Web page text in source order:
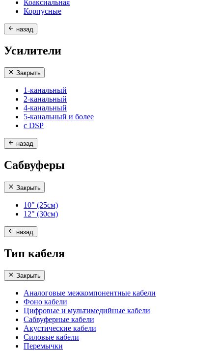
Коаксиальная
Корпусные
назад
Усилители
Закрыть
1-канальный
2-канальный
4-канальный
5-канальный и более
с DSP
назад
Сабвуферы
Закрыть
10" (25см)
12" (30см)
назад
Тип кабеля
Закрыть
Аналоговые межкомпонентные кабели
Фоно кабели
Цифровые и мультимедийные кабели
Сабвуферные кабели
Акустические кабели
Силовые кабели
Перемычки